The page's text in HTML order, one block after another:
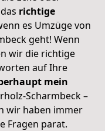
richtige
es Umzüge von
geht! Wenn
wir die richtige
auf Ihre
mein
Scharmbeck –
wir haben immer
Fragen parat.